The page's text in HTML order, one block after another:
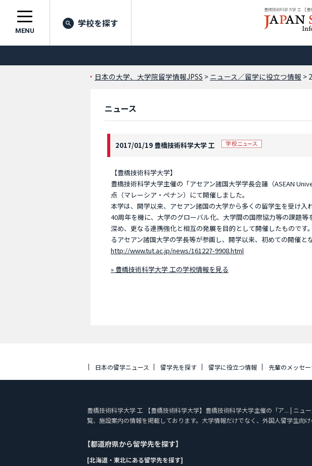
豊橋技術科学大学 工 【豊
MENU
学校を探す
日本の大学、大学院留学情報JPSS > ニュース／留学に役立つ情報 >
ニュース
2017/01/19 豊橋技術科学大学 工
【豊橋技術科学大学】
豊橋技術科学大学主催の「アセアン諸国大学学長会議（ASEAN
点（マレーシア・ペナン）にて開催しました。
本学は、開学以来、アセアン諸国の大学から多くの留学生を受け
40周年を機に、大学のグローバル化、大学間の国際協力等の課題
深め、更なる連携強化と相互の発展を目的として開催したもので
るアセアン諸国大学の学長等が参画し、開学以来、初めての開催と
http://www.tut.ac.jp/news/161227-9908.html
» 豊橋技術科学大学 工の学校情報を見る
日本の留学ニュース 留学先を探す 留学に役立つ情報 先輩のメッセー
豊橋技術科学大学 工 【豊橋技術科学大学】豊橋技術科学大学主催の「ア... | ニュ
覧、施設案内の情報を掲載しております。大学情報だけでなく、外国人留学生向
【都道府県から留学先を探す】
[北海道・東北にある留学先を探す]